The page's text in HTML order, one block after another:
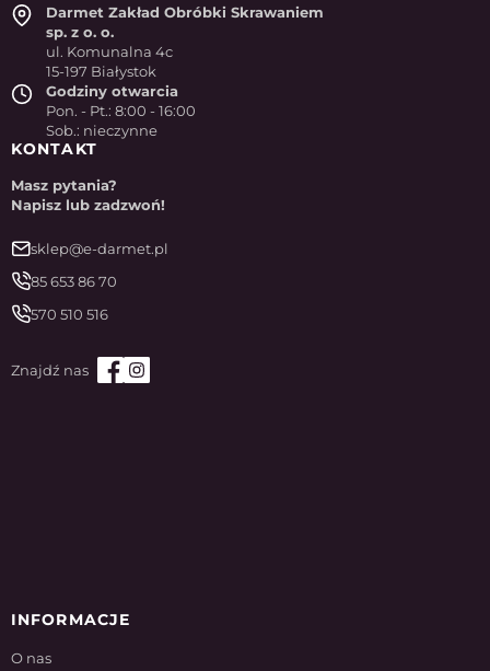
Darmet Zakład Obróbki Skrawaniem
sp. z o. o.
ul. Komunalna 4c
15-197 Białystok
Godziny otwarcia
Pon. - Pt.: 8:00 - 16:00
Sob.: nieczynne
KONTAKT
Masz pytania?
Napisz lub zadzwoń!
sklep@e-darmet.pl
85 653 86 70
570 510 516
INFORMACJE
O nas